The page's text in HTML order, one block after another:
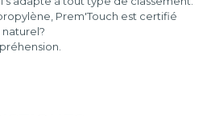
Prem'Touch est certifié
naturel?